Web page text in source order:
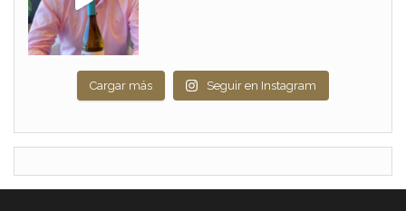
Cargar más Seguir en Instagram